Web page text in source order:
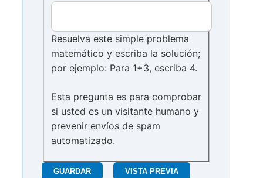
Resuelva este simple problema
matemático y escriba la solución;
por ejemplo: Para 1+3, escriba 4.
Esta pregunta es para comprobar
si usted es un visitante humano y
prevenir envíos de spam
automatizado.